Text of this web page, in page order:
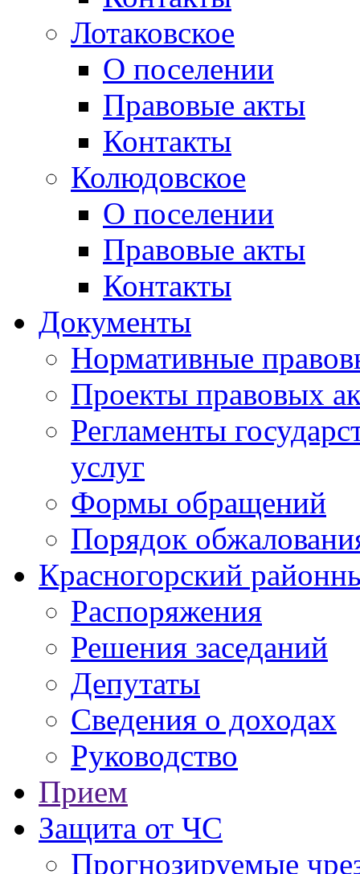
Лотаковское
О поселении
Правовые акты
Контакты
Колюдовское
О поселении
Правовые акты
Контакты
Документы
Нормативные
Проекты правовых
Регламенты
услуг
Формы обращений
Порядок
Красногорский
Распоряжения
Решения заседаний
Депутаты
Сведения о доходах
Руководство
Прием
Защита от ЧС
Прогнозируемые